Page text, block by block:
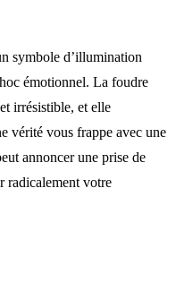
symbole d’illumination
émotionnel. La foudre
irrésistible, et elle
vérité vous frappe avec une
annoncer une prise de
radicalement votre